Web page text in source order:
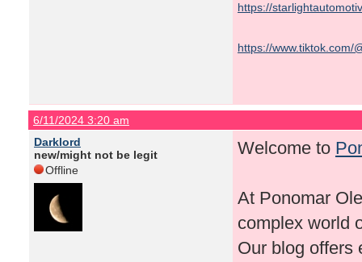
https://
https://www.tiktok.com/
6/11/2024 3:20 am
Darklord
new/might not be legit
Offline
Welcome to
At Ponomar
complex world
Our blog offers